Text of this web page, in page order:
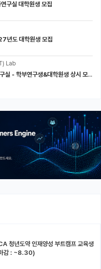
청년도약 인재양성 부트캠프 교육생
감 : ~8.30)
구실 대학원생 모집
년도 대학원생 모집
Lab
[성균관대학교] 분리소재 및 재생가능 기술 연구실 - 학부연구생&대학원생 상시 모집 (미래에너지공학과)